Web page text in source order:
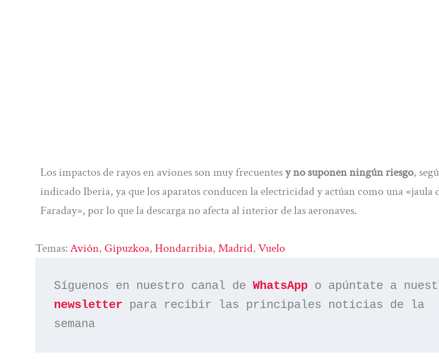
Los impactos de rayos en aviones son muy frecuentesy no suponen ningún riesgo,
indicado Iberia, ya que los aparatos conducen la electricidad y actúan como una «jaula
Faraday», por lo que la descarga no afecta al interior de las aeronaves.
Temas:Avión, Gipuzkoa, Hondarribia, Madrid, Vuelo
Síguenos en nuestro canal de WhatsApp
newsletter para recibir las principales noticias de la
semana